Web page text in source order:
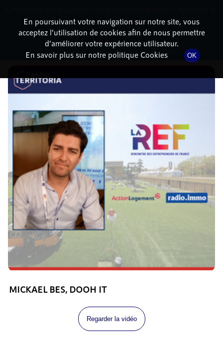
DÉTAILS DE L'ÉPISODE
30 août 2022à 15h31 , durée : 6 minutes
MICKAEL BES, DOOH IT
Regarder la vidéo
En poursuivant votre navigation sur notre site, vous
acceptez l’utilisation de cookies afin de nous permettre
d’améliorer votre expérience utilisateur.
En savoir plus sur notre politique Cookies
OK
dessous pour l'installer.
Non merci Télécharger l'application